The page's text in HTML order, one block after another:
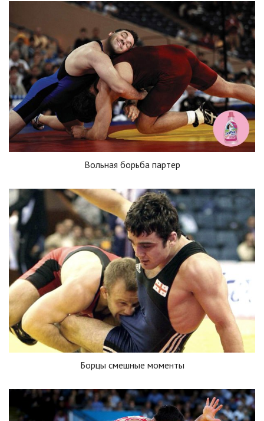
Вольная борьба партер
Борцы смешные моменты